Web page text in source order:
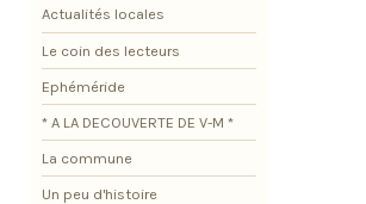
Actualités locales
Le coin des lecteurs
Ephéméride
* A LA DECOUVERTE DE V-M *
La commune
Un peu d'histoire